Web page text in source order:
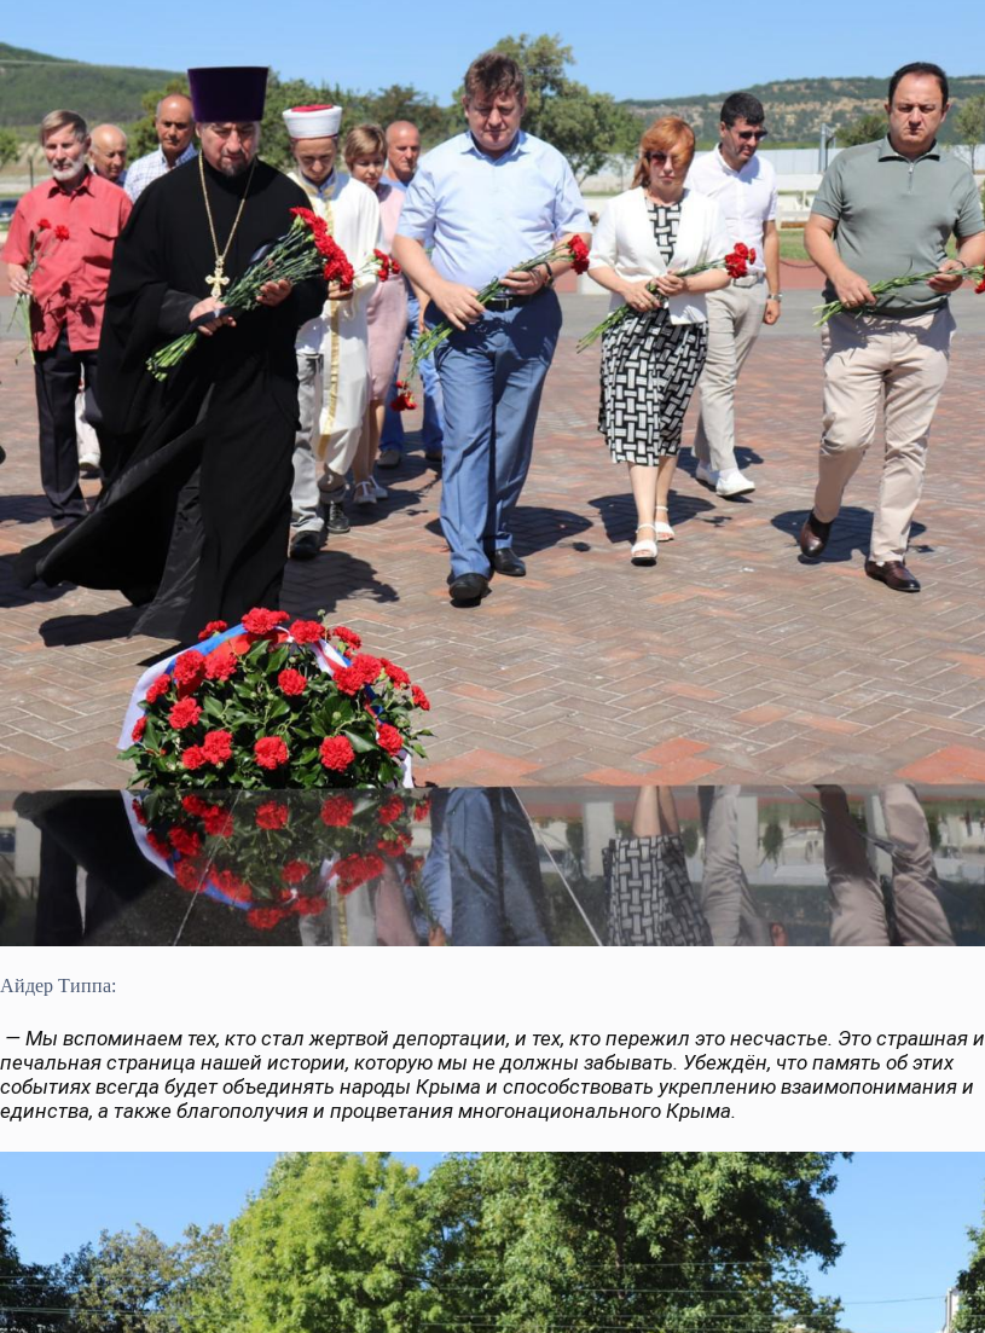
Айдер Типпа:
— Мы вспоминаем тех, кто стал жертвой депортации, и тех, кто пережил это несчастье. Это страшная и
печальная страница нашей истории, которую мы не должны забывать. Убеждён, что память об этих
событиях всегда будет объединять народы Крыма и способствовать укреплению взаимопонимания и
единства, а также благополучия и процветания многонационального Крыма.